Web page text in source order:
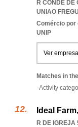
R CONDE DE
UNIAO
Comércio por
UNIP
Ver empresa
Matches in
Activity
Ideal
R DE IGREJA